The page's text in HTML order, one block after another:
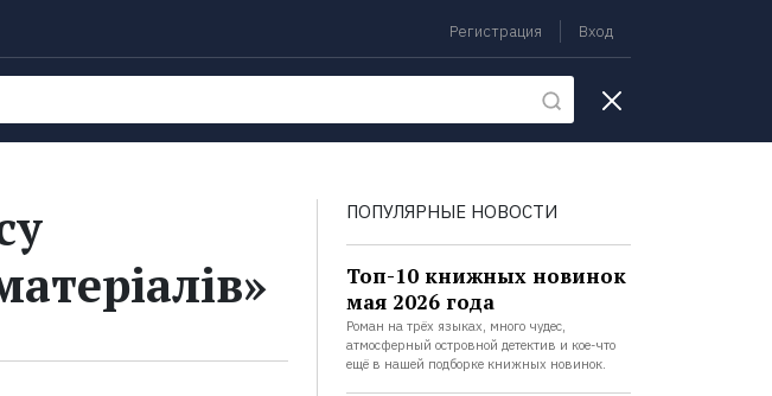
Регистрация Вход
ПОПУЛЯРНЫЕ НОВОСТИ
Топ-10 книжных новинок
мая 2026 года
Роман на трёх языках, много чудес,
атмосферный островной детектив и кое-что
ещё в нашей подборке книжных новинок.